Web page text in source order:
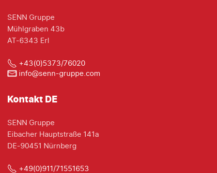
SENN Gruppe
Mühlgraben 43b
AT-6343 Erl
+43(0)5373/76020
info@senn-gruppe.com
Kontakt DE
SENN Gruppe
Eibacher Hauptstraße 141a
DE-90451 Nürnberg
+49(0)911/71551653